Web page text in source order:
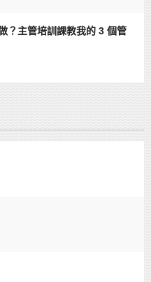
？主管培訓課教我的 3 個管